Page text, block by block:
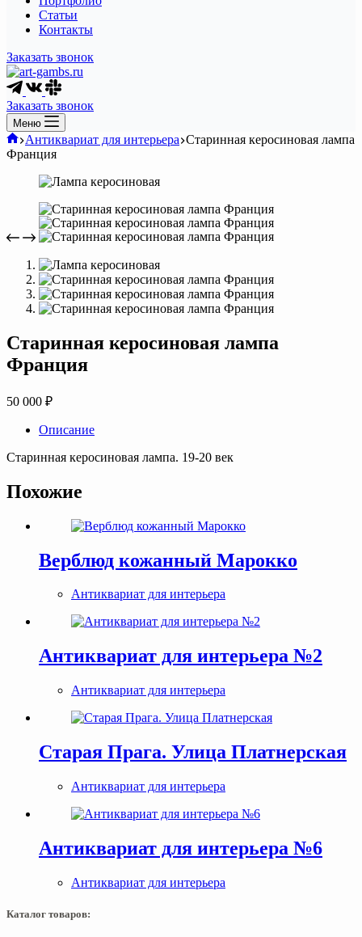
Статьи
Контакты
Заказать звонок
Заказать звонок
Меню
Главная
Антиквариат для интерьера Старинная керосиновая лампа
Франция
Старинная керосиновая лампа
Франция
50 000 ₽
Описание
Старинная керосиновая лампа. 19-20 век
Похожие
Верблюд кожанный Марокко
Антиквариат для интерьера
Антиквариат для интерьера №2
Антиквариат для интерьера
Старая Прага. Улица Платнерская
Антиквариат для интерьера
Антиквариат для интерьера №6
Антиквариат для интерьера
Каталог товаров: